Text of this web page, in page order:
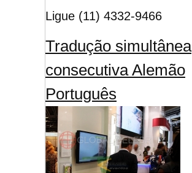
Ligue (11) 4332-9466
Tradução simultânea
consecutiva Alemão
Português